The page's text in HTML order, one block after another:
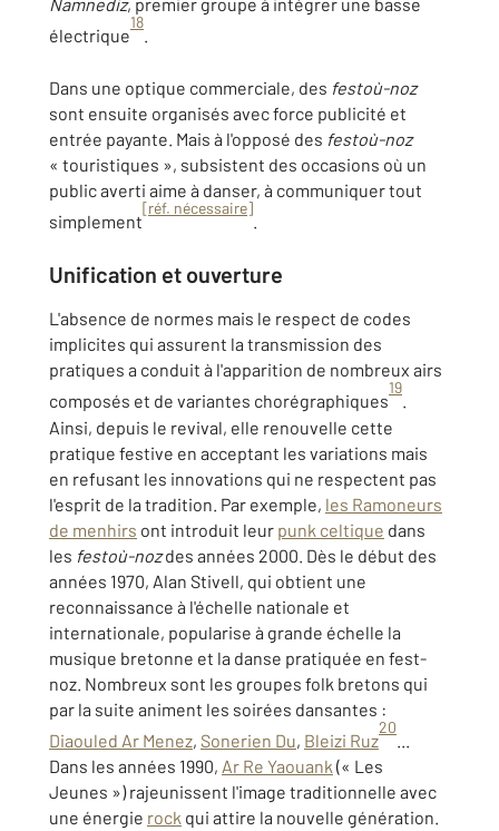
électrique
18
.
Dans une optique commerciale, des festoù-noz
sont ensuite organisés avec force publicité et
entrée payante. Mais à l'opposé des festoù-noz
« touristiques », subsistent des occasions où un
public averti aime à danser, à communiquer tout
simplement
[réf. nécessaire]
.
Unification et ouverture
L'absence de normes mais le respect de codes
implicites qui assurent la transmission des
pratiques a conduit à l'apparition de nombreux airs
composés et de variantes chorégraphiques
19
.
Ainsi, depuis le revival, elle renouvelle cette
pratique festive en acceptant les variations mais
en refusant les innovations qui ne respectent pas
l'esprit de la tradition. Par exemple, les Ramoneurs
de menhirs ont introduit leur punk celtique dans
les festoù-nozdes années 2000. Dès le début des
années 1970, Alan Stivell, qui obtient une
reconnaissance à l'échelle nationale et
internationale, popularise à grande échelle la
musique bretonne et la danse pratiquée en fest-
noz. Nombreux sont les groupes folk bretons qui
par la suite animent les soirées dansantes :
Diaouled Ar Menez, Sonerien Du, Bleizi Ruz
20
...
Dans les années 1990, Ar Re Yaouank (« Les
Jeunes ») rajeunissent l'image traditionnelle avec
une énergie rock qui attire la nouvelle génération.